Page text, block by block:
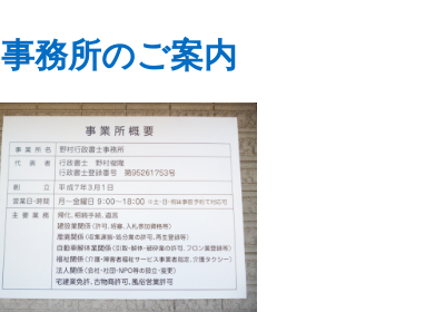
事務所のご案内